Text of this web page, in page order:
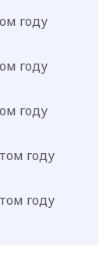
году
году
году
году
году